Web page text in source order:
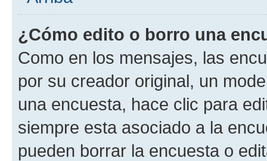
¿Cómo edito o borro una
Como en los mensajes, las
por su creador original, un
una encuesta, hace clic para
siempre esta asociado a la
pueden borrar la encuesta o